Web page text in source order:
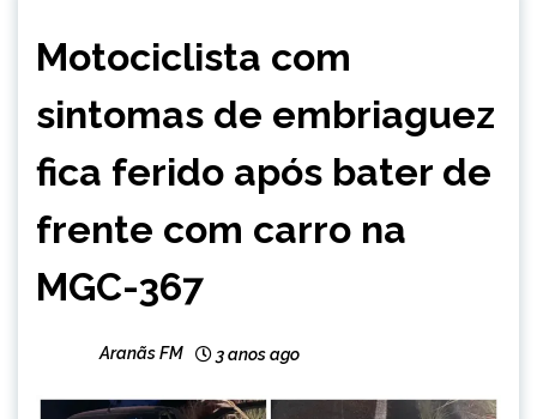
GERAIS
Motociclista com
sintomas de embriaguez
fica ferido após bater de
frente com carro na
MGC-367
Aranãs FM 3 anos ago